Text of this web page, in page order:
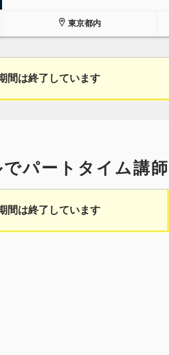
東京都内
間は終了しています
パートタイム講
間は終了しています